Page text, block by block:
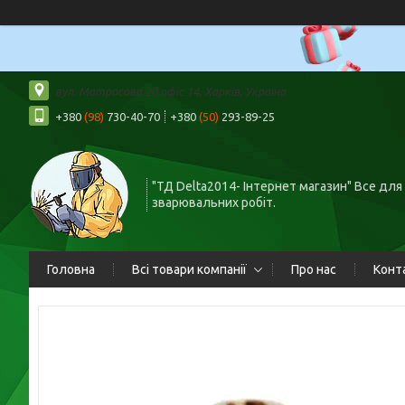
вул. Матросова 20 офіс 14, Харків, Україна
+380 (98) 730-40-70 +380 (50) 293-89-25
"ТД Delta2014- Інтернет магазин" Все для
зварювальних робіт.
Головна Всі товари компанії Про нас